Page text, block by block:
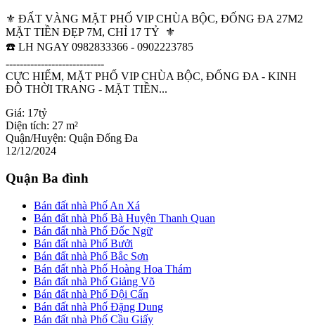
⚜️ ĐẤT VÀNG MẶT PHỐ VIP CHÙA BỘC, ĐỐNG ĐA 27M2
MẶT TIỀN ĐẸP 7M, CHỈ 17 TỶ ⚜️
☎️ LH NGAY 0982833366 - 0902223785
----------------------------
CỰC HIẾM, MẶT PHỐ VIP CHÙA BỘC, ĐỐNG ĐA - KINH
ĐÔ THỜI TRANG - MẶT TIỀN...
Giá: 17tỷ
Diện tích: 27 m²
Quận/Huyện: Quận Đống Đa
12/12/2024
Quận Ba đình
Bán đất nhà Phố An Xá
Bán đất nhà Phố Bà Huyện Thanh Quan
Bán đất nhà Phố Đốc Ngữ
Bán đất nhà Phố Bưởi
Bán đất nhà Phố Bắc Sơn
Bán đất nhà Phố Hoàng Hoa Thám
Bán đất nhà Phố Giảng Võ
Bán đất nhà Phố Đội Cấn
Bán đất nhà Phố Đặng Dung
Bán đất nhà Phố Cầu Giấy